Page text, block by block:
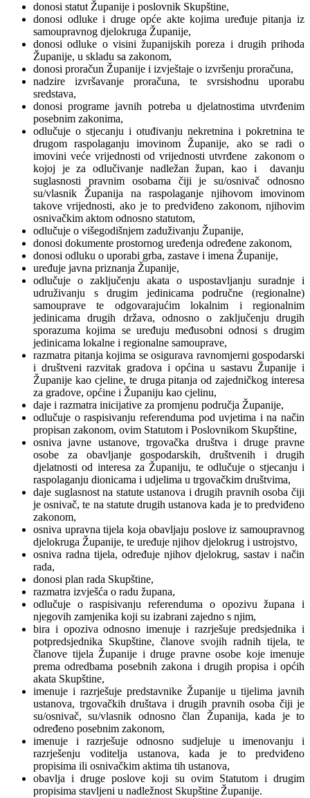
donosi statut Županije i poslovnik Skupštine,
donosi odluke i druge opće akte kojima uređuje pitanja iz
samoupravnog djelokruga Županije,
donosi odluke o visini županijskih poreza i drugih prihoda
Županije, u skladu sa zakonom,
donosi proračun Županije i izvještaje o izvršenju proračuna,
nadzire izvršavanje proračuna, te svrsishodnu uporabu
sredstava,
donosi programe javnih potreba u djelatnostima utvrđenim
posebnim zakonima,
odlučuje o stjecanju i otuđivanju nekretnina i pokretnina te
drugom raspolaganju imovinom Županije, ako se radi o
imovini veće vrijednosti od vrijednosti utvrđene zakonom o
kojoj je za odlučivanje nadležan župan, kao i davanju
suglasnosti pravnim osobama čiji je su/osnivač odnosno
su/vlasnik Županija na raspolaganje njihovom imovinom
takove vrijednosti, ako je to predviđeno zakonom, njihovim
osnivačkim aktom odnosno statutom,
odlučuje o višegodišnjem zaduživanju Županije,
donosi dokumente prostornog uređenja određene zakonom,
donosi odluku o uporabi grba, zastave i imena Županije,
uređuje javna priznanja Županije,
odlučuje o zaključenju akata o uspostavljanju suradnje i
udruživanju s drugim jedinicama područne (regionalne)
samouprave te odgovarajućim lokalnim i regionalnim
jedinicama drugih država, odnosno o zaključenju drugih
sporazuma kojima se uređuju međusobni odnosi s drugim
jedinicama lokalne i regionalne samouprave,
razmatra pitanja kojima se osigurava ravnomjerni gospodarski
i društveni razvitak gradova i općina u sastavu Županije i
Županije kao cjeline, te druga pitanja od zajedničkog interesa
za gradove, općine i Županiju kao cjelinu,
daje i razmatra inicijative za promjenu područja Županije,
odlučuje o raspisivanju referenduma pod uvjetima i na način
propisan zakonom, ovim Statutom i Poslovnikom Skupštine,
osniva javne ustanove, trgovačka društva i druge pravne
osobe za obavljanje gospodarskih, društvenih i drugih
djelatnosti od interesa za Županiju, te odlučuje o stjecanju i
raspolaganju dionicama i udjelima u trgovačkim društvima,
daje suglasnost na statute ustanova i drugih pravnih osoba čiji
je osnivač, te na statute drugih ustanova kada je to predviđeno
zakonom,
osniva upravna tijela koja obavljaju poslove iz samoupravnog
djelokruga Županije, te uređuje njihov djelokrug i ustrojstvo,
osniva radna tijela, određuje njihov djelokrug, sastav i način
rada,
donosi plan rada Skupštine,
razmatra izvješća o radu župana,
odlučuje o raspisivanju referenduma o opozivu župana i
njegovih zamjenika koji su izabrani zajedno s njim,
bira i opoziva odnosno imenuje i razrješuje predsjednika i
potpredsjednika Skupštine, članove svojih radnih tijela, te
članove tijela Županije i druge pravne osobe koje imenuje
prema odredbama posebnih zakona i drugih propisa i općih
akata Skupštine,
imenuje i razrješuje predstavnike Županije u tijelima javnih
ustanova, trgovačkih društava i drugih pravnih osoba čiji je
su/osnivač, su/vlasnik odnosno član Županija, kada je to
određeno posebnim zakonom,
imenuje i razrješuje odnosno sudjeluje u imenovanju i
razrješenju voditelja ustanova, kada je to predviđeno
propisima ili osnivačkim aktima tih ustanova,
obavlja i druge poslove koji su ovim Statutom i drugim
propisima stavljeni u nadležnost Skupštine Županije.